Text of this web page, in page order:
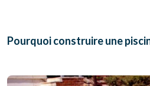
Pourquoi construire une